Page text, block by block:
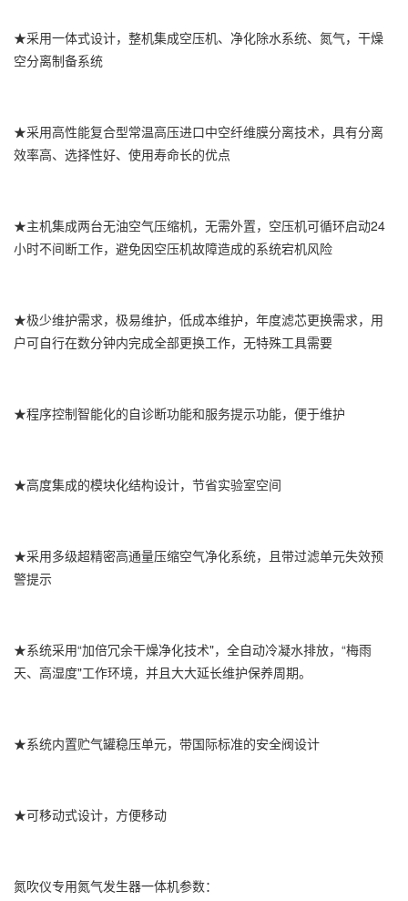
★采用一体式设计，整机集成空压机、净化除水系统、氮气，干燥
空分离制备系统
★采用高性能复合型常温高压进口中空纤维膜分离技术，具有分离
效率高、选择性好、使用寿命长的优点
★主机集成两台无油空气压缩机，无需外置，空压机可循环启动24
小时不间断工作，避免因空压机故障造成的系统宕机风险
★极少维护需求，极易维护，低成本维护，年度滤芯更换需求，用
户可自行在数分钟内完成全部更换工作，无特殊工具需要
★程序控制智能化的自诊断功能和服务提示功能，便于维护
★高度集成的模块化结构设计，节省实验室空间
★采用多级超精密高通量压缩空气净化系统，且带过滤单元失效预
警提示
★系统采用“加倍冗余干燥净化技术"，全自动冷凝水排放，“梅雨
天、高湿度"工作环境，并且大大延长维护保养周期。
★系统内置贮气罐稳压单元，带国际标准的安全阀设计
★可移动式设计，方便移动
氮吹仪专用氮气发生器一体机参数：